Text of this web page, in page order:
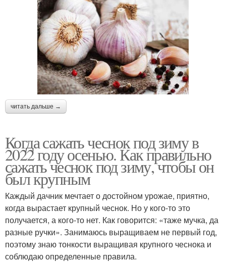
читать дальше →
Когда сажать чеснок под зиму в
2022 году осенью. Как правильно
сажать чеснок под зиму, чтобы он
был крупным
Каждый дачник мечтает о достойном урожае, приятно,
когда вырастает крупный чеснок. Но у кого-то это
получается, а кого-то нет. Как говорится: «таже мучка, да
разные ручки». Занимаюсь выращиваем не первый год,
поэтому знаю тонкости выращивая крупного чеснока и
соблюдаю определенные правила.